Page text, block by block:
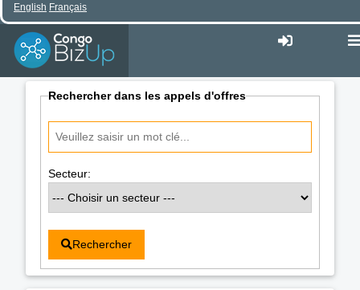
English Français
Rechercher dans les appels d'offres
Secteur:
Rechercher